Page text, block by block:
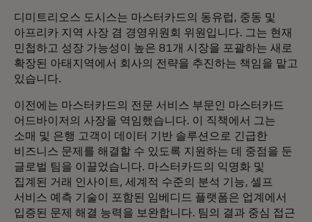
디미트리오스 도시스는 마스터카드의 동유럽, 중동 및
아프리카 지역 사장 겸 경영위원회 위원입니다. 그는 현재
민첩하고 성장 가능성이 높은 81개 시장을 포괄하는 새로
확장된 아태지역에서 회사의 전략을 추진하는 책임을 맡고
있습니다.
이전에는 마스터카드의 전문 서비스 부문인 마스터카드
어드바이저의 사장을 역임했습니다. 이 직책에서 그는
소매 및 은행 고객이 데이터 기반 솔루션으로 긴급한
비즈니스 문제를 해결할 수 있도록 지원하는 데 중점을 둔
글로벌 팀을 이끌었습니다. 마스터카드의 익명화 및
집계된 거래 인사이트, 세계적 수준의 분석 기능, 셀프
서비스 예측 기술이 포함된 임베디드 플랫폼은 업계에서
입증된 문제 해결 능력을 보완합니다. 팀의 결과 중심 접근